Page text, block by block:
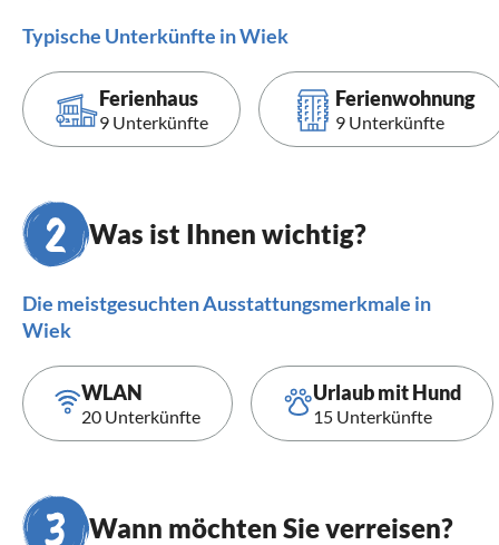
Typische Unterkünfte in Wiek
Ferienhaus
9 Unterkünfte
Ferienwohnung
9 Unterkünfte
Was ist Ihnen wichtig?
Die meistgesuchten Ausstattungsmerkmale in
Wiek
WLAN
20 Unterkünfte
Urlaub mit Hund
15 Unterkünfte
Wann möchten Sie verreisen?